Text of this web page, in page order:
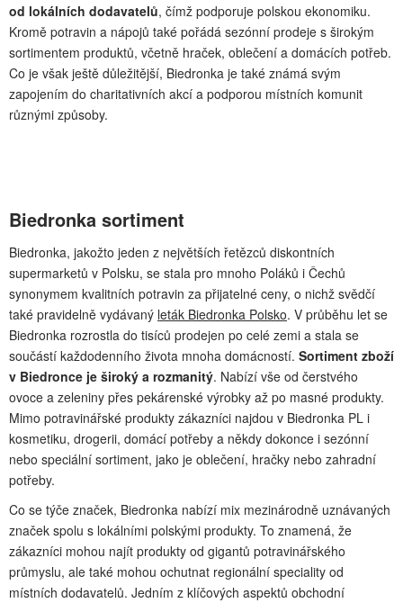
od lokálních dodavatelů, čímž podporuje polskou ekonomiku.
Kromě potravin a nápojů také pořádá sezónní prodeje s širokým
sortimentem produktů, včetně hraček, oblečení a domácích potřeb.
Co je však ještě důležitější, Biedronka je také známá svým
zapojením do charitativních akcí a podporou místních komunit
různými způsoby.
Biedronka sortiment
Biedronka, jakožto jeden z největších řetězců diskontních
supermarketů v Polsku, se stala pro mnoho Poláků i Čechů
synonymem kvalitních potravin za přijatelné ceny, o nichž svědčí
také pravidelně vydávaný leták Biedronka Polsko. V průběhu let se
Biedronka rozrostla do tisíců prodejen po celé zemi a stala se
součástí každodenního života mnoha domácností. Sortiment zboží
v Biedronce je široký a rozmanitý. Nabízí vše od čerstvého
ovoce a zeleniny přes pekárenské výrobky až po masné produkty.
Mimo potravinářské produkty zákazníci najdou v Biedronka PL i
kosmetiku, drogerii, domácí potřeby a někdy dokonce i sezónní
nebo speciální sortiment, jako je oblečení, hračky nebo zahradní
potřeby.
Co se týče značek, Biedronka nabízí mix mezinárodně uznávaných
značek spolu s lokálními polskými produkty. To znamená, že
zákazníci mohou najít produkty od gigantů potravinářského
průmyslu, ale také mohou ochutnat regionální speciality od
místních dodavatelů. Jedním z klíčových aspektů obchodní